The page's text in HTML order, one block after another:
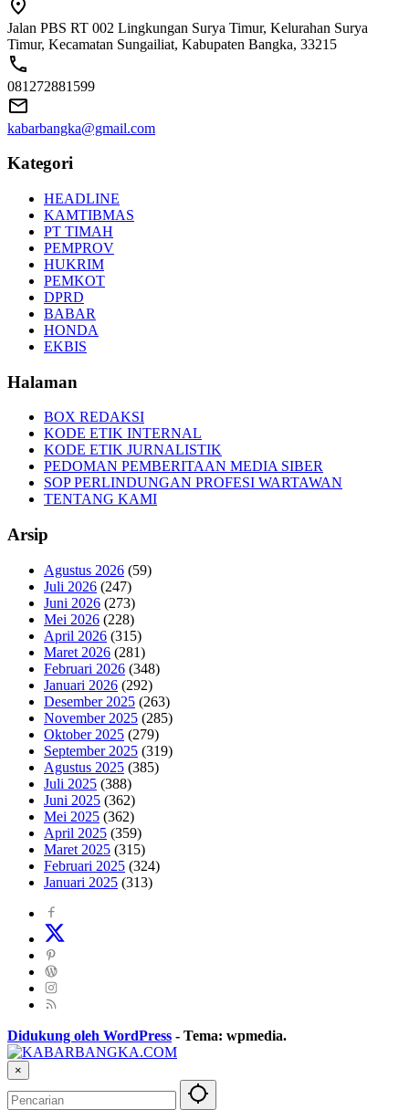
Jalan PBS RT 002 Lingkungan Surya Timur, Kelurahan Surya
Timur, Kecamatan Sungailiat, Kabupaten Bangka, 33215
081272881599
kabarbangka@gmail.com
Kategori
HEADLINE
KAMTIBMAS
PT TIMAH
PEMPROV
HUKRIM
PEMKOT
DPRD
BABAR
HONDA
EKBIS
Halaman
BOX REDAKSI
KODE ETIK INTERNAL
KODE ETIK JURNALISTIK
PEDOMAN PEMBERITAAN MEDIA SIBER
SOP PERLINDUNGAN PROFESI WARTAWAN
TENTANG KAMI
Arsip
Agustus 2026 (59)
Juli 2026 (247)
Juni 2026 (273)
Mei 2026 (228)
April 2026 (315)
Maret 2026 (281)
Februari 2026 (348)
Januari 2026 (292)
Desember 2025 (263)
November 2025 (285)
Oktober 2025 (279)
September 2025 (319)
Agustus 2025 (385)
Juli 2025 (388)
Juni 2025 (362)
Mei 2025 (362)
April 2025 (359)
Maret 2025 (315)
Februari 2025 (324)
Januari 2025 (313)
Didukung oleh WordPress - Tema: wpmedia.
×